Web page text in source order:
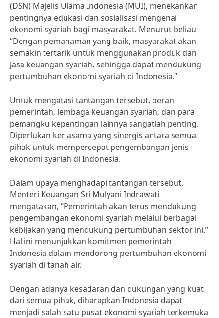
(DSN) Majelis Ulama Indonesia (MUI), menekankan
pentingnya edukasi dan sosialisasi mengenai
ekonomi syariah bagi masyarakat. Menurut beliau,
“Dengan pemahaman yang baik, masyarakat akan
semakin tertarik untuk menggunakan produk dan
jasa keuangan syariah, sehingga dapat mendukung
pertumbuhan ekonomi syariah di Indonesia.”
Untuk mengatasi tantangan tersebut, peran
pemerintah, lembaga keuangan syariah, dan para
pemangku kepentingan lainnya sangatlah penting.
Diperlukan kerjasama yang sinergis antara semua
pihak untuk mempercepat pengembangan jenis
ekonomi syariah di Indonesia.
Dalam upaya menghadapi tantangan tersebut,
Menteri Keuangan Sri Mulyani Indrawati
mengatakan, “Pemerintah akan terus mendukung
pengembangan ekonomi syariah melalui berbagai
kebijakan yang mendukung pertumbuhan sektor ini.”
Hal ini menunjukkan komitmen pemerintah
Indonesia dalam mendorong pertumbuhan ekonomi
syariah di tanah air.
Dengan adanya kesadaran dan dukungan yang kuat
dari semua pihak, diharapkan Indonesia dapat
menjadi salah satu pusat ekonomi syariah terkemuka